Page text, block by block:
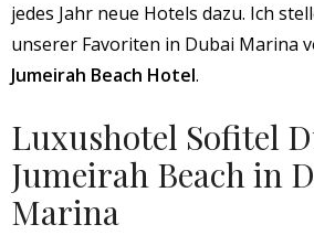
jedes Jahr neue Hotels dazu. Ich
unserer Favoriten in Dubai Marina
Jumeirah Beach Hotel.
Luxushotel Sofitel
Jumeirah Beach in
Marina